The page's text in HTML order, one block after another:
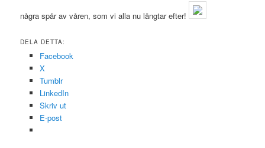
några spår av våren, som vi alla nu längtar efter!
DELA DETTA:
Facebook
X
Tumblr
LinkedIn
Skriv ut
E-post